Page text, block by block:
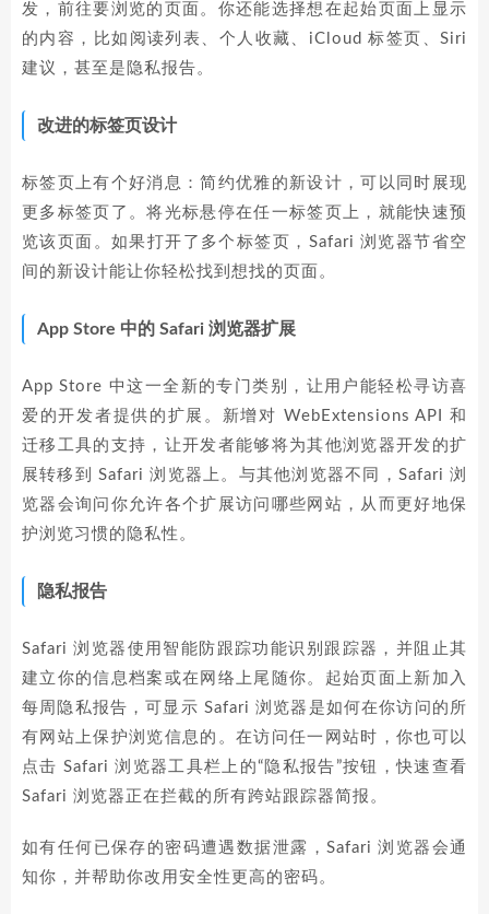
发，前往要浏览的页面。你还能选择想在起始页面上显示
的内容，比如阅读列表、个人收藏、iCloud 标签页、Siri
建议，甚至是隐私报告。
改进的标签页设计
标签页上有个好消息：简约优雅的新设计，可以同时展现
更多标签页了。将光标悬停在任一标签页上，就能快速预
览该页面。如果打开了多个标签页，Safari 浏览器节省空
间的新设计能让你轻松找到想找的页面。
App Store 中的 Safari 浏览器扩展
App Store 中这一全新的专门类别，让用户能轻松寻访喜
爱的开发者提供的扩展。新增对 WebExtensions API 和
迁移工具的支持，让开发者能够将为其他浏览器开发的扩
展转移到 Safari 浏览器上。与其他浏览器不同，Safari 浏
览器会询问你允许各个扩展访问哪些网站，从而更好地保
护浏览习惯的隐私性。
隐私报告
Safari 浏览器使用智能防跟踪功能识别跟踪器，并阻止其
建立你的信息档案或在网络上尾随你。起始页面上新加入
每周隐私报告，可显示 Safari 浏览器是如何在你访问的所
有网站上保护浏览信息的。在访问任一网站时，你也可以
点击 Safari 浏览器工具栏上的“隐私报告”按钮，快速查看
Safari 浏览器正在拦截的所有跨站跟踪器简报。
如有任何已保存的密码遭遇数据泄露，Safari 浏览器会通
知你，并帮助你改用安全性更高的密码。